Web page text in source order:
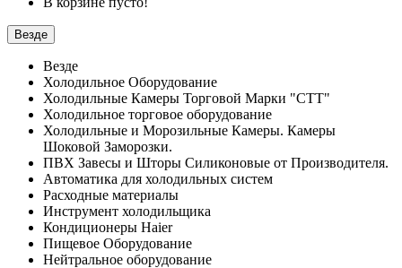
Везде
Везде
Холодильное Оборудование
Холодильные Камеры Торговой Марки "СТТ"
Холодильное торговое оборудование
Холодильные и Морозильные Камеры. Камеры
Шоковой Заморозки.
ПВХ Завесы и Шторы Силиконовые от Производителя.
Автоматика для холодильных систем
Расходные материалы
Инструмент холодильщика
Кондиционеры Haier
Пищевое Оборудование
Нейтральное оборудование